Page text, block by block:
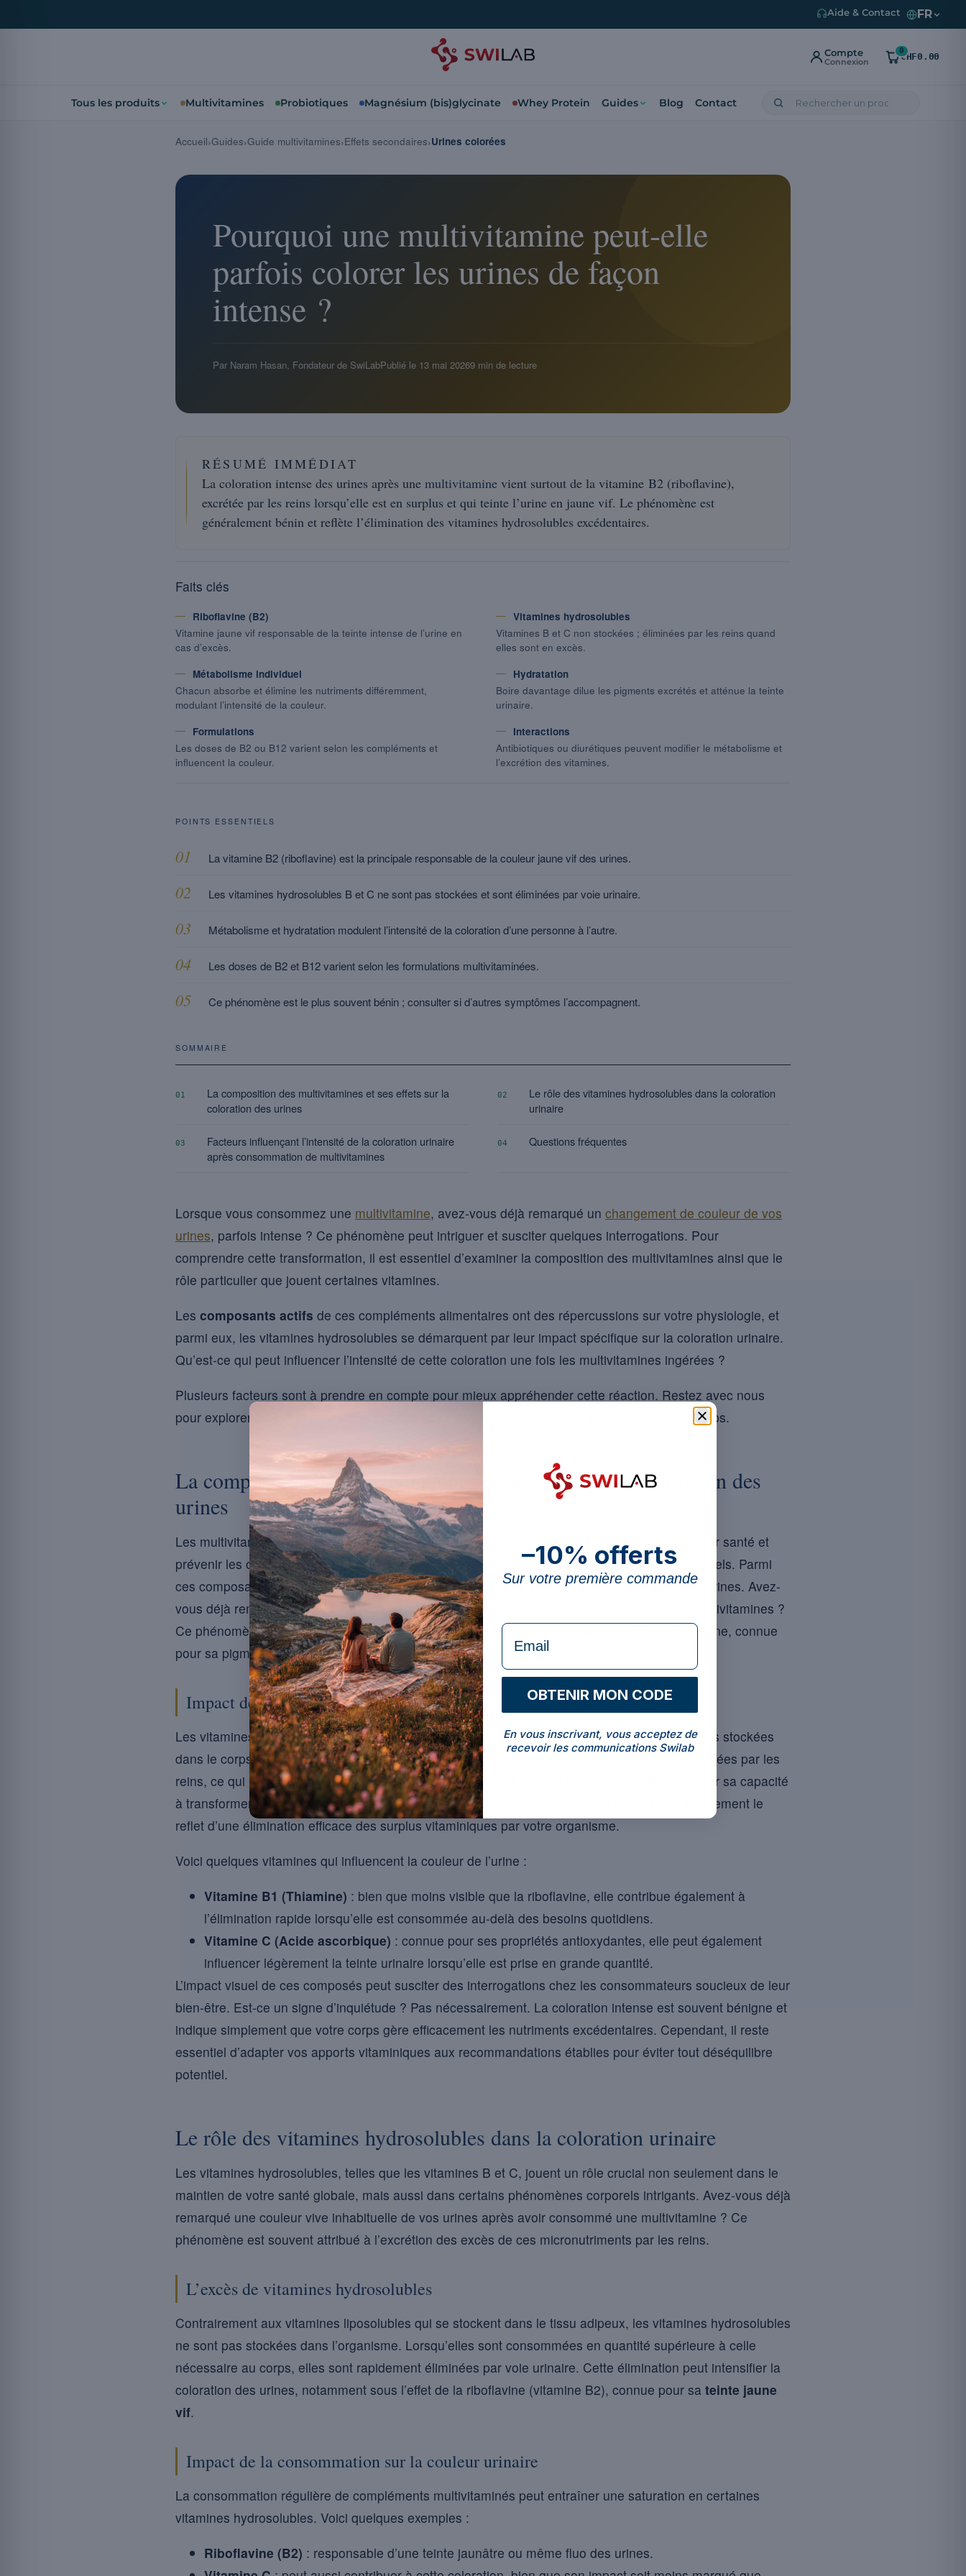
Aide & Contact FR
Compte
Connexion
0
CHF0.00
Tous les produits Multivitamines Probiotiques Magnésium (bis)glycinate Whey Protein Guides Blog Contact
Pourquoi une multivitamine peut-elle
parfois colorer les urines de façon
intense ?
Par Naram Hasan, Fondateur de SwiLabPublié le 13 mai 20269 min de lecture
RÉSUMÉ IMMÉDIAT
La coloration intense des urines après une multivitamine vient surtout de la vitamine B2 (riboflavine),
excrétée par les reins lorsqu’elle est en surplus et qui teinte l’urine en jaune vif. Le phénomène est
généralement bénin et reflète l’élimination des vitamines hydrosolubles excédentaires.
Faits clés
Riboflavine (B2)
Vitamine jaune vif responsable de la teinte intense de l’urine en
cas d’excès.
Vitamines hydrosolubles
Vitamines B et C non stockées ; éliminées par les reins quand
elles sont en excès.
Métabolisme individuel
Chacun absorbe et élimine les nutriments différemment,
modulant l’intensité de la couleur.
Hydratation
Boire davantage dilue les pigments excrétés et atténue la teinte
urinaire.
Formulations
Les doses de B2 ou B12 varient selon les compléments et
influencent la couleur.
Interactions
Antibiotiques ou diurétiques peuvent modifier le métabolisme et
l’excrétion des vitamines.
POINTS ESSENTIELS
La vitamine B2 (riboflavine) est la principale responsable de la couleur jaune vif des urines.
Les vitamines hydrosolubles B et C ne sont pas stockées et sont éliminées par voie urinaire.
Métabolisme et hydratation modulent l’intensité de la coloration d’une personne à l’autre.
Les doses de B2 et B12 varient selon les formulations multivitaminées.
Ce phénomène est le plus souvent bénin ; consulter si d’autres symptômes l’accompagnent.
SOMMAIRE
01
La composition des multivitamines et ses effets sur la
coloration des urines
02
Le rôle des vitamines hydrosolubles dans la coloration
urinaire
03
Facteurs influençant l’intensité de la coloration urinaire
après consommation de multivitamines
04 Questions fréquentes
Lorsque vous consommez une multivitamine, avez-vous déjà remarqué un changement de couleur de vos
urines, parfois intense ? Ce phénomène peut intriguer et susciter quelques interrogations. Pour
comprendre cette transformation, il est essentiel d’examiner la composition des multivitamines ainsi que le
rôle particulier que jouent certaines vitamines.
Les composants actifs de ces compléments alimentaires ont des répercussions sur votre physiologie, et
parmi eux, les vitamines hydrosolubles se démarquent par leur impact spécifique sur la coloration urinaire.
Qu’est-ce qui peut influencer l’intensité de cette coloration une fois les multivitamines ingérées ?
Plusieurs facteurs sont à prendre en compte pour mieux appréhender cette réaction. Restez avec nous
pour explorer en profondeur ces mécanismes souvent méconnus mais fascinants de votre corps.
La composition des multivitamines et ses effets sur la coloration des
urines
Les multivitamines, ces compléments alimentaires prisés par ceux qui souhaitent optimiser leur santé et
prévenir les carences nutritionnelles, contiennent une variété de vitamines et minéraux essentiels. Parmi
ces composants, certaines vitamines hydrosolubles jouent un rôle clé dans la coloration des urines. Avez-
vous déjà remarqué une teinte jaune vif après avoir consommé votre dose quotidienne de multivitamines ?
Ce phénomène intrigant est principalement attribué à la présence de
, ou riboflavine, connue
pour sa pigmentation naturelle intense.
Impact des vitamines hydrosolubles sur la couleur urinaire
Les vitamines hydrosolubles, telles que les vitamines du groupe B et la vitamine C, ne sont pas stockées
dans le corps en quantités significatives. Lorsqu’elles sont ingérées en excès, elles sont excrétées par les
reins, ce qui peut intensifier la coloration de l’urine. En particulier, la riboflavine se distingue par sa capacité
à transformer l’urine en un jaune fluorescent. Pourquoi donc cette couleur si vive ? C’est simplement le
reflet d’une élimination efficace des surplus vitaminiques par votre organisme.
Voici quelques vitamines qui influencent la couleur de l’urine :
Vitamine B1 (Thiamine) : bien que moins visible que la riboflavine, elle contribue également à
l’élimination rapide lorsqu’elle est consommée au-delà des besoins quotidiens.
Vitamine C (Acide ascorbique) : connue pour ses propriétés antioxydantes, elle peut également
influencer légèrement la teinte urinaire lorsqu’elle est prise en grande quantité.
L’impact visuel de ces composés peut susciter des interrogations chez les consommateurs soucieux de leur
bien-être. Est-ce un signe d’inquiétude ? Pas nécessairement. La coloration intense est souvent bénigne et
indique simplement que votre corps gère efficacement les nutriments excédentaires. Cependant, il reste
essentiel d’adapter vos apports vitaminiques aux recommandations établies pour éviter tout déséquilibre
potentiel.
Le rôle des vitamines hydrosolubles dans la coloration urinaire
Les vitamines hydrosolubles, telles que les vitamines B et C, jouent un rôle crucial non seulement dans le
maintien de votre santé globale, mais aussi dans certains phénomènes corporels intrigants. Avez-vous déjà
remarqué une couleur vive inhabituelle de vos urines après avoir consommé une multivitamine ? Ce
phénomène est souvent attribué à l’excrétion des excès de ces micronutriments par les reins.
L’excès de vitamines hydrosolubles
Contrairement aux vitamines liposolubles qui se stockent dans le tissu adipeux, les vitamines hydrosolubles
ne sont pas stockées dans l’organisme. Lorsqu’elles sont consommées en quantité supérieure à celle
nécessaire au corps, elles sont rapidement éliminées par voie urinaire. Cette élimination peut intensifier la
coloration des urines, notamment sous l’effet de la riboflavine (vitamine B2), connue pour sa teinte jaune
vif.
Impact de la consommation sur la couleur urinaire
La consommation régulière de compléments multivitaminés peut entraîner une saturation en certaines
vitamines hydrosolubles. Voici quelques exemples :
Riboflavine (B2) : responsable d’une teinte jaunâtre ou même fluo des urines.
Accueil Guides Guide multivitamines Effets secondaires Urines colorées
–10% offerts
Sur votre première commande
formulaire Email
OBTENIR MON CODE
En vous inscrivant, vous acceptez de
recevoir les communications Swilab